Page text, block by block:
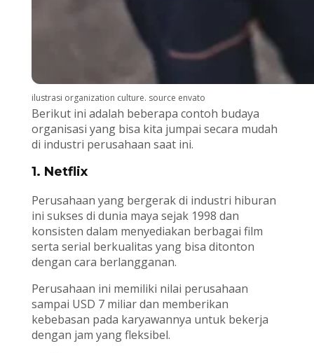
ilustrasi organization culture. source envato
Berikut ini adalah beberapa contoh budaya
organisasi yang bisa kita jumpai secara mudah
di industri perusahaan saat ini.
1. Netflix
Perusahaan yang bergerak di industri hiburan
ini sukses di dunia maya sejak 1998 dan
konsisten dalam menyediakan berbagai film
serta serial berkualitas yang bisa ditonton
dengan cara berlangganan.
Perusahaan ini memiliki nilai perusahaan
sampai USD 7 miliar dan memberikan
kebebasan pada karyawannya untuk bekerja
dengan jam yang fleksibel.